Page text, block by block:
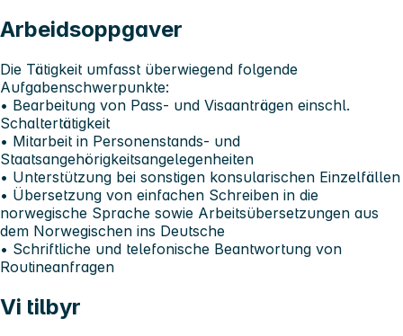
Arbeidsoppgaver
Die Tätigkeit umfasst überwiegend folgende
Aufgabenschwerpunkte:
• Bearbeitung von Pass- und Visaanträgen einschl.
Schaltertätigkeit
• Mitarbeit in Personenstands- und
Staatsangehörigkeitsangelegenheiten
• Unterstützung bei sonstigen konsularischen Einzelfällen
• Übersetzung von einfachen Schreiben in die
norwegische Sprache sowie Arbeitsübersetzungen aus
dem Norwegischen ins Deutsche
• Schriftliche und telefonische Beantwortung von
Routineanfragen
Vi tilbyr